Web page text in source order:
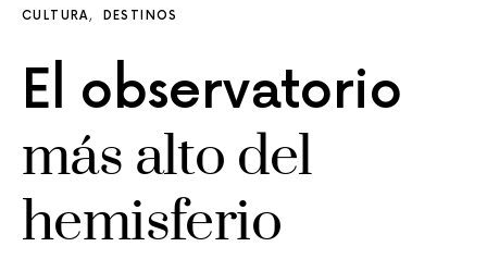
CULTURA DESTINOS
El observatorio
más alto del
hemisferio